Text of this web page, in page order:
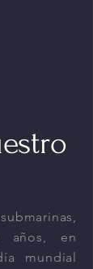
en
mundial